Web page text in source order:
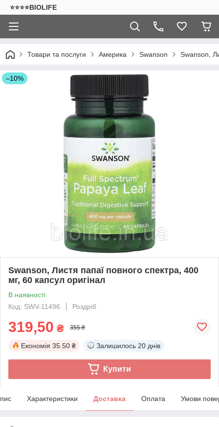
⭐⭐⭐⭐BIOLIFE
Товари та послуги Америка Swanson Swanson,
–10%
Swanson, Листя папаї повного спектра, 400
мг, 60 капсул оригінал
В наявності
Код: SWV-11496
Роздріб
319,50 ₴ 355 ₴
Економія 35.50 ₴ Залишилось 20 днів
Купити
Характеристики Доставка Оплата Умови